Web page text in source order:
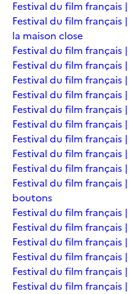
Festival du film français
Festival du film français
la maison close
Festival du film français |
Festival du film français |
Festival du film français
Festival du film français
Festival du film français |
Festival du film français |
Festival du film français
Festival du film français
Festival du film français |
Festival du film français
boutons
Festival du film français
Festival du film français
Festival du film français
Festival du film français
Festival du film français
Festival du film français